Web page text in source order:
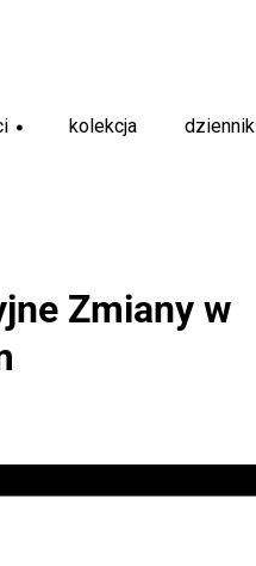
kolekcja dziennik
Zmiany w